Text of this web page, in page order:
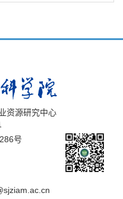
资源研究中心
号